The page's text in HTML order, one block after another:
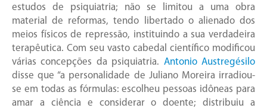
estudos de psiquiatria; não se limitou a uma obra
material de reformas, tendo libertado o alienado dos
meios físicos de repressão, instituindo a sua verdadeira
terapêutica. Com seu vasto cabedal científico modificou
várias concepções da psiquiatria. Antonio Austregésilo
disse que “a personalidade de Juliano Moreira irradiou-
se em todas as fórmulas: escolheu pessoas idôneas para
amar a ciência e considerar o doente; distribuiu a